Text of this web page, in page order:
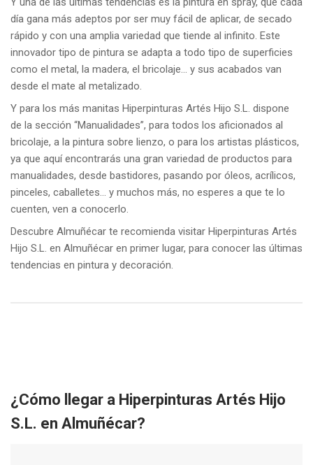
día gana más adeptos por ser muy fácil de aplicar, de secado
rápido y con una amplia variedad que tiende al infinito. Este
innovador tipo de pintura se adapta a todo tipo de superficies
como el metal, la madera, el bricolaje… y sus acabados van
desde el mate al metalizado.
Y para los más manitas Hiperpinturas Artés Hijo S.L. dispone
de la sección “Manualidades”, para todos los aficionados al
bricolaje, a la pintura sobre lienzo, o para los artistas plásticos,
ya que aquí encontrarás una gran variedad de productos para
manualidades, desde bastidores, pasando por óleos, acrílicos,
pinceles, caballetes… y muchos más, no esperes a que te lo
cuenten, ven a conocerlo.
Descubre Almuñécar te recomienda visitar Hiperpinturas Artés
Hijo S.L. en Almuñécar en primer lugar, para conocer las últimas
tendencias en pintura y decoración.
¿Cómo llegar a Hiperpinturas Artés Hijo
S.L. en Almuñécar?